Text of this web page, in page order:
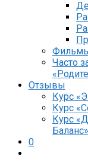
Часто
Отзывы
Курс
Курс
Курс
Баланс»
0